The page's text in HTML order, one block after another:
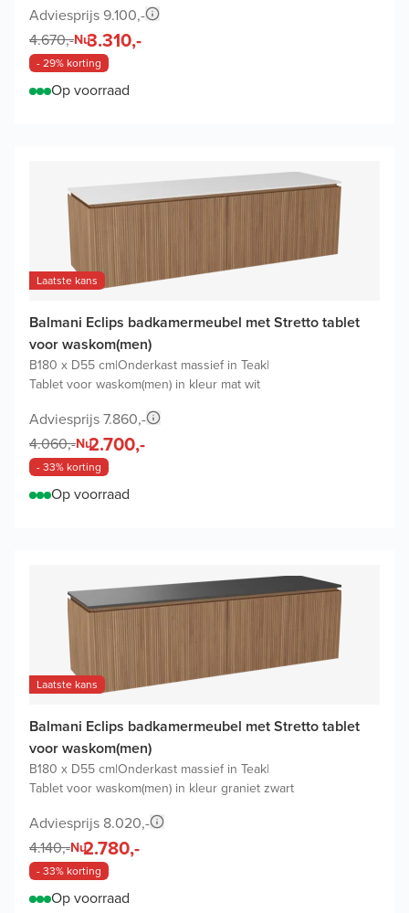
Adviesprijs 9.100,-
4.670,-Nu3.310,-
- 29% korting
Op voorraad
Laatste kans
Balmani Eclips badkamermeubel met Stretto tablet
voor waskom(men)
B180 x D55 cm|Onderkast massief in Teak|
Tablet voor waskom(men) in kleur mat wit
Adviesprijs 7.860,-
4.060,-Nu2.700,-
- 33% korting
Op voorraad
Laatste kans
Balmani Eclips badkamermeubel met Stretto tablet
voor waskom(men)
B180 x D55 cm|Onderkast massief in Teak|
Tablet voor waskom(men) in kleur graniet zwart
Adviesprijs 8.020,-
4.140,-Nu2.780,-
- 33% korting
Op voorraad